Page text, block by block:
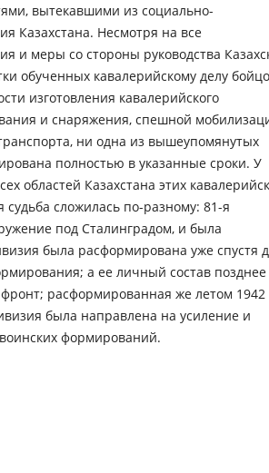
вытекавшими из социально-
Казахстана. Несмотря на все
и меры со стороны руководства
обученных кавалерийскому делу
изготовления кавалерийского
и снаряжения, спешной
ни одна из вышеупомянутых
полностью в указанные сроки. У
областей Казахстана этих
сложилась по-разному: 81-я
под Сталинградом, и была
была расформирована уже спустя
а ее личный состав
расформированная же летом 1942
была направлена на усиление и
формирований.